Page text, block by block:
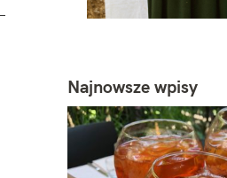
Najnowsze wpisy